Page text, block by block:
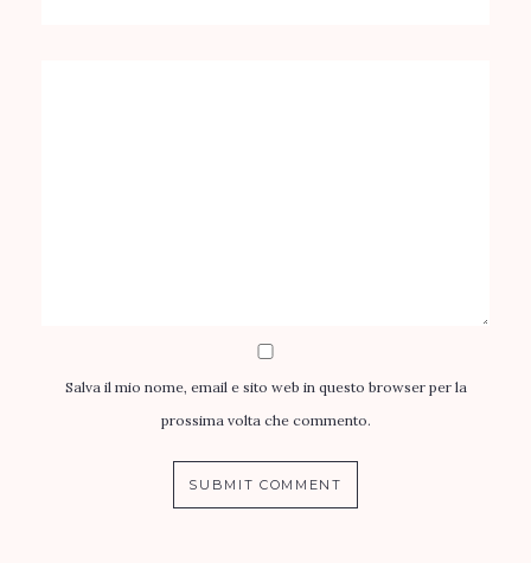
Salva il mio nome, email e sito web in questo browser per la
prossima volta che commento.